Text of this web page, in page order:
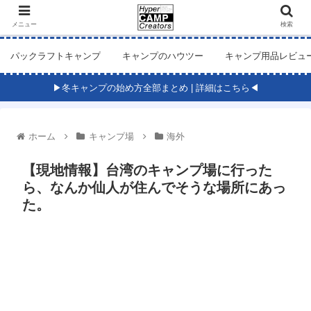
パックラフトキャンプ キャンプのハウツー キャンプ用品レビュ
▶冬キャンプの始め方全部まとめ | 詳細はこちら◀
ホーム キャンプ場 海外
【現地情報】台湾のキャンプ場に行った
ら、なんか仙人が住んでそうな場所にあっ
た。
メニュー 検索